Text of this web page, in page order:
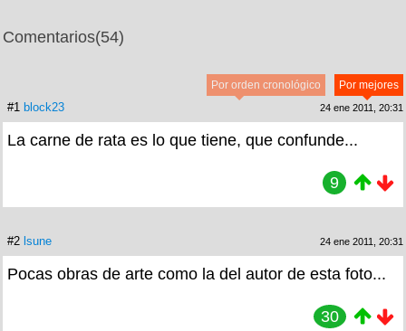
Comentarios(54)
Por mejores
Por orden cronológico
#1 block23 24 ene 2011, 20:31
La carne de rata es lo que tiene, que confunde...
9
#2 lsune 24 ene 2011, 20:31
Pocas obras de arte como la del autor de esta foto...
30